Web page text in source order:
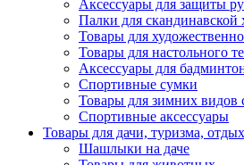
Аксессуары для защиты
Палки для скандинавской
Товары для
Товары для настольного
Аксессуары для
Спортивные сумки
Товары для зимних видов
Спортивные аксессуары
Товары для дачи, туризма,
Шашлыки на даче